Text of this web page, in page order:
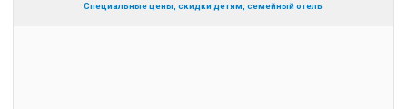
Специальные цены, скидки детям, семейный отель